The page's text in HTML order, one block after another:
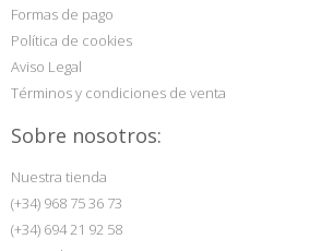
Formas de pago
Política de cookies
Aviso Legal
Términos y condiciones de venta
Sobre nosotros:
Nuestra tienda
(+34) 968 75 36 73
(+34) 694 21 92 58